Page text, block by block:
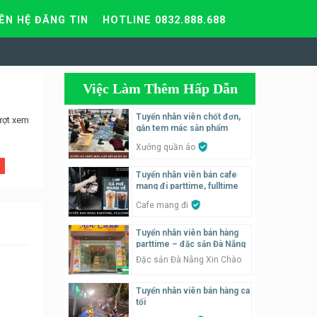
HỆ ĐĂNG TIN HOTLINE 0832.888.688
xem
Việc Làm Thêm Hấp Dẫn
Tuyển nhân viên chốt đơn,
gắn tem mác sản phẩm
Xưởng quần áo
Tuyển nhân viên bán cafe
mang đi parttime, fulltime
Cafe mang đi
Tuyển nhân viên bán hàng
parttime – đặc sản Đà Nẵng
Đặc sản Đà Nẵng Xin Chào
Tuyển nhân viên bán hàng ca
tối